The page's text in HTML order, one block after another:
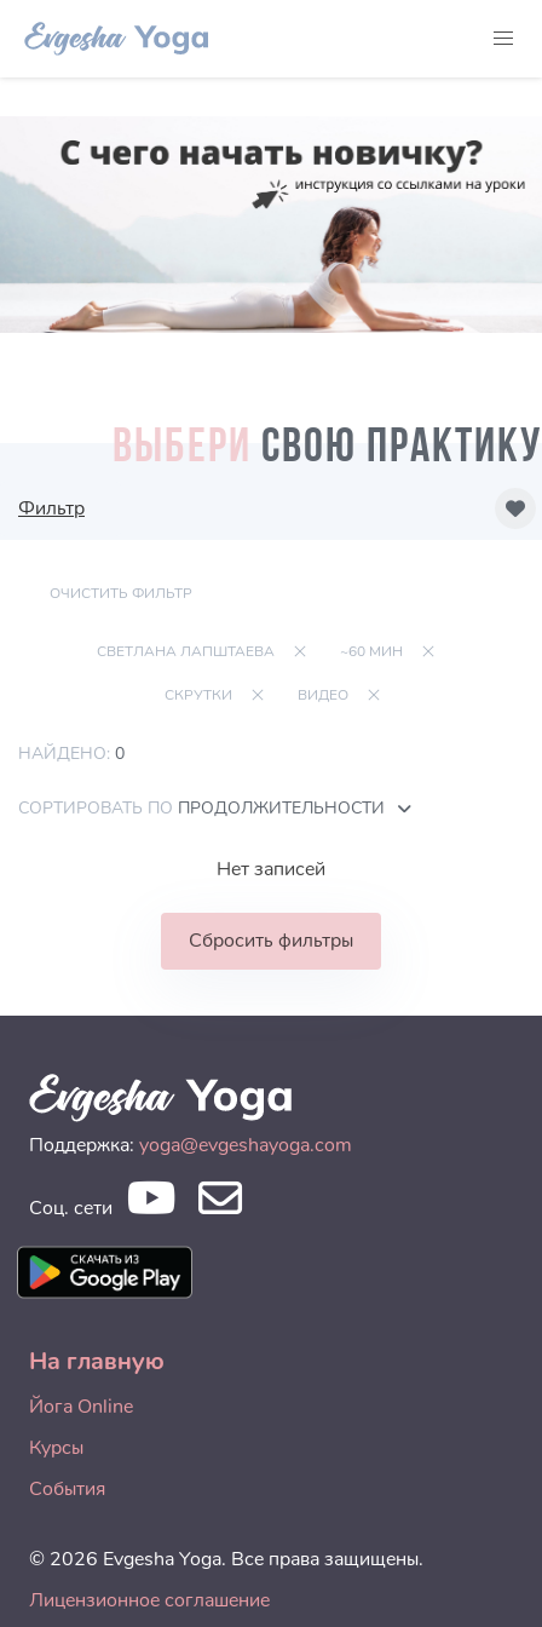
ВЫБЕРИ СВОЮ ПРАКТИКУ
Фильтр
ОЧИСТИТЬ ФИЛЬТР
СВЕТЛАНА ЛАПШТАЕВА ~60 МИН
СКРУТКИ ВИДЕО
НАЙДЕНО: 0
СОРТИРОВАТЬ ПО ПРОДОЛЖИТЕЛЬНОСТИ
Нет записей
Сбросить фильтры
Поддержка: yoga@evgeshayoga.com
Соц. сети
На главную
Йога Online
Курсы
События
© 2026 Evgesha Yoga. Все права защищены.
Лицензионное соглашение